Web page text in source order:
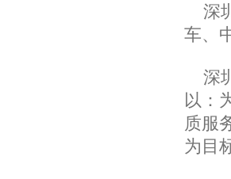
深
车、
深
以：
质服
为目